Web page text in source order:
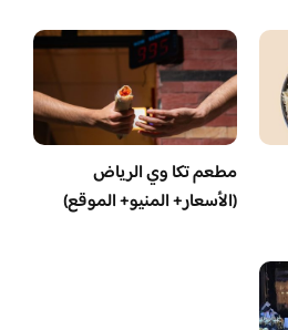
مطعم تكا وي الرياض
(الأسعار+ المنيو+ الموقع)